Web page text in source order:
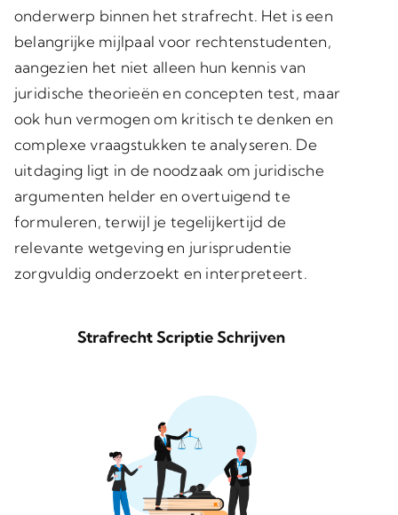
onderwerp binnen het strafrecht. Het is een
belangrijke mijlpaal voor rechtenstudenten,
aangezien het niet alleen hun kennis van
juridische theorieën en concepten test, maar
ook hun vermogen om kritisch te denken en
complexe vraagstukken te analyseren. De
uitdaging ligt in de noodzaak om juridische
argumenten helder en overtuigend te
formuleren, terwijl je tegelijkertijd de
relevante wetgeving en jurisprudentie
zorgvuldig onderzoekt en interpreteert.